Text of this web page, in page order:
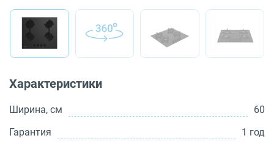
Характеристики
Ширина, см
60
Гарантия
1 год